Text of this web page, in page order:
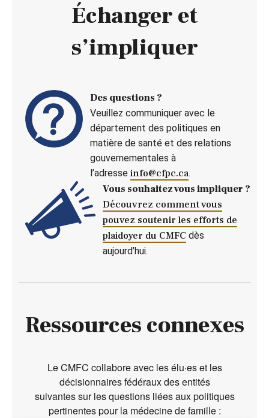
Échanger et
s’impliquer
Des questions ?
Veuillez communiquer avec le
département des politiques en
matière de santé et des relations
gouvernementales à
l’adresse info@cfpc.ca.
Vous souhaitez vous impliquer ?
Découvrez comment vous
pouvez soutenir les efforts de
plaidoyer du CMFC dès
aujourd’hui.
Ressources connexes
Le CMFC collabore avec les élu·es et les
décisionnaires fédéraux des entités
suivantes sur les questions liées aux politiques
pertinentes pour la médecine de famille :